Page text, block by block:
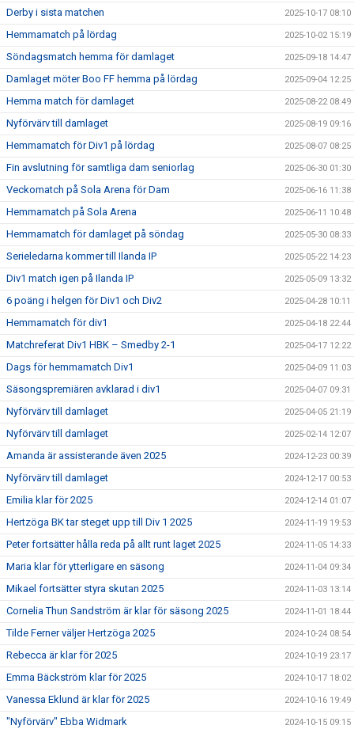
Derby i sista matchen 2025-10-17 08:10
Hemmamatch på lördag 2025-10-02 15:19
Söndagsmatch hemma för damlaget 2025-09-18 14:47
Damlaget möter Boo FF hemma på lördag 2025-09-04 12:25
Hemma match för damlaget 2025-08-22 08:49
Nyförvärv till damlaget 2025-08-19 09:16
Hemmamatch för Div1 på lördag 2025-08-07 08:25
Fin avslutning för samtliga dam seniorlag 2025-06-30 01:30
Veckomatch på Sola Arena för Dam 2025-06-16 11:38
Hemmamatch på Sola Arena 2025-06-11 10:48
Hemmamatch för damlaget på söndag 2025-05-30 08:33
Serieledarna kommer till Ilanda IP 2025-05-22 14:23
Div1 match igen på Ilanda IP 2025-05-09 13:32
6 poäng i helgen för Div1 och Div2 2025-04-28 10:11
Hemmamatch för div1 2025-04-18 22:44
Matchreferat Div1 HBK – Smedby 2-1 2025-04-17 12:22
Dags för hemmamatch Div1 2025-04-09 11:03
Säsongspremiären avklarad i div1 2025-04-07 09:31
Nyförvärv till damlaget 2025-04-05 21:19
Nyförvärv till damlaget 2025-02-14 12:07
Amanda är assisterande även 2025 2024-12-23 00:39
Nyförvärv till damlaget 2024-12-17 00:53
Emilia klar för 2025 2024-12-14 01:07
Hertzöga BK tar steget upp till Div 1 2025 2024-11-19 19:53
Peter fortsätter hålla reda på allt runt laget 2025 2024-11-05 14:33
Maria klar för ytterligare en säsong 2024-11-04 09:34
Mikael fortsätter styra skutan 2025 2024-11-03 13:14
Cornelia Thun Sandström är klar för säsong 2025 2024-11-01 18:44
Tilde Ferner väljer Hertzöga 2025 2024-10-24 08:54
Rebecca är klar för 2025 2024-10-19 23:17
Emma Bäckström klar för 2025 2024-10-17 18:02
Vanessa Eklund är klar för 2025 2024-10-16 19:49
"Nyförvärv" Ebba Widmark 2024-10-15 09:15